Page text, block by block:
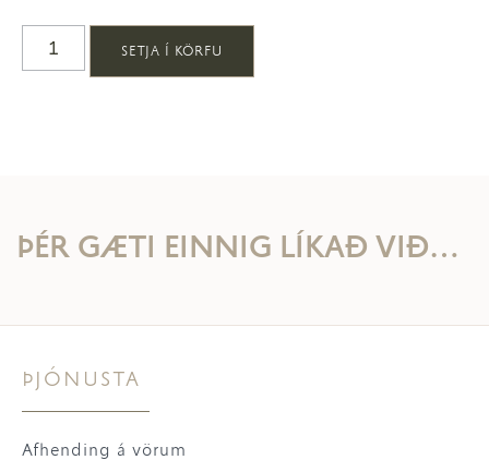
SETJA Í KÖRFU
ÞÉR GÆTI EINNIG LÍKAÐ VIÐ…
ÞJÓNUSTA
Afhending á vörum